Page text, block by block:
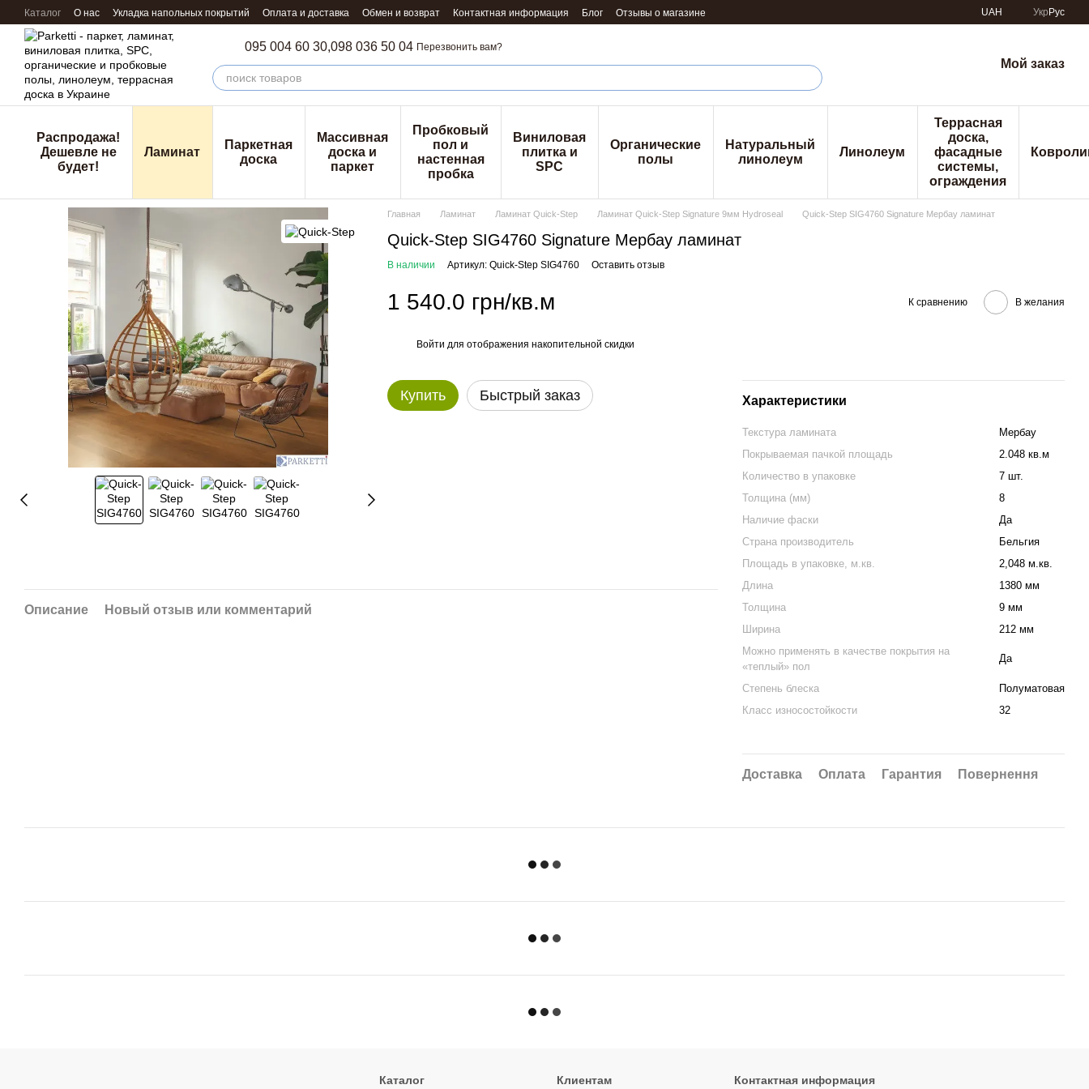
Перейти к основному контенту
Каталог О нас Укладка напольных покрытий Оплата и доставка Обмен и возврат Контактная информация Блог Отзывы о магазине UAH Укр Рус
095 004 60 30,098 036 50 04 Перезвонить вам?
Мой заказ
Распродажа!
Дешевле не
будет!
Ламинат
Паркетная
доска
Массивная
доска и
паркет
Пробковый
пол и
настенная
пробка
Виниловая
плитка и
SPC
Органические
полы
Натуральный
линолеум
Линолеум
Террасная
доска,
фасадные
системы,
ограждения
Главная Ламинат Ламинат Quick-Step Ламинат Quick-Step Signature 9мм Hydroseal Quick-Step SIG4760 Signature Мербау ламинат
Quick-Step SIG4760 Signature Мербау ламинат
В наличии Артикул: Quick-Step SIG4760 Оставить отзыв
1 540.0 грн/кв.м К сравнению В желания
Войти для отображения накопительной скидки
Купить Быстрый заказ Характеристики
Текстура ламината
Мербау
Покрываемая пачкой площадь
2.048 кв.м
Количество в упаковке
7 шт.
Толщина (мм)
8
Наличие фаски
Да
Страна производитель
Бельгия
Площадь в упаковке, м.кв.
2,048 м.кв.
Длина
1380 мм
Толщина
9 мм
Ширина
212 мм
Можно применять в качестве покрытия на
«теплый» пол
Да
Степень блеска
Полуматовая
Класс износостойкости
32
Доставка Оплата Гарантия Повернення
Описание Новый отзыв или комментарий
Каталог Клиентам Контактная информация